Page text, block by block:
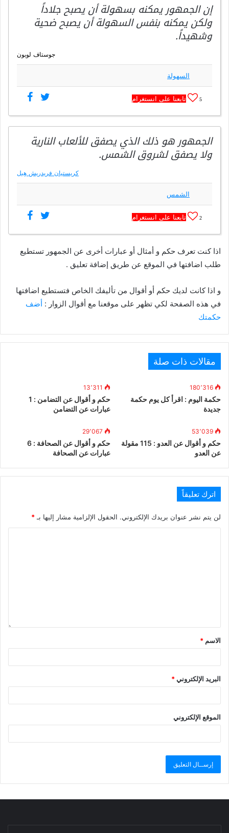
إن الجمهور يمكنه بسهولة أن يصبح جلاداً
ولكن يمكنه بنفس السهولة أن يصبح ضحية
وشهيداً.
جوستاف لوبون
السهولة
5 تابعنا على انستغرام
الجمهور هو ذلك الذي يصفق للألعاب النارية
ولا يصفق لشروق الشمس.
كريستيان فريدريش هِبل
الشمس
2 تابعنا على انستغرام
اذا كنت تعرف حكم و أمثال أو عبارات أخرى عن الجمهور تستطيع
طلب اضافتها في الموقع عن طريق إضافة تعليق .
و اذا كانت لديك حكم أو أقوال من تأليفك الخاص فتستطيع اضافتها
في هذه الصفحة لكي تظهر على موقعنا مع أقوال الزوار : أضف
حكمتك
مقالات ذات صلة
180٬316
حكمة اليوم : اقرأ كل يوم حكمة
جديدة
13٬311
حكم و أقوال عن التضامن : 1
عبارات عن التضامن
53٬039
حكم و أقوال عن العدو : 115 مقولة
عن العدو
29٬067
حكم و أقوال عن الصحافة : 6
عبارات عن الصحافة
اترك تعليقاً
لن يتم نشر عنوان بريدك الإلكتروني. الحقول الإلزامية مشار إليها بـ *
الاسم *
البريد الإلكتروني*
الموقع الإلكتروني